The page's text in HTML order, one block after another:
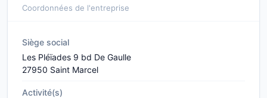
Coordonnées de l'entreprise
Siège social
Les Pléïades 9 bd De Gaulle
27950 Saint Marcel
Activité(s)